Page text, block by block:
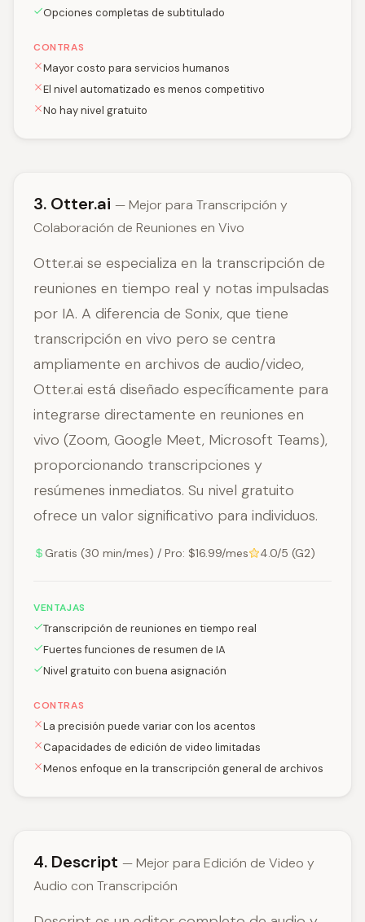
Opciones completas de subtitulado
CONTRAS
Mayor costo para servicios humanos
El nivel automatizado es menos competitivo
No hay nivel gratuito
3. Otter.ai — Mejor para Transcripción y
Colaboración de Reuniones en Vivo
Otter.ai se especializa en la transcripción de
reuniones en tiempo real y notas impulsadas
por IA. A diferencia de Sonix, que tiene
transcripción en vivo pero se centra
ampliamente en archivos de audio/video,
Otter.ai está diseñado específicamente para
integrarse directamente en reuniones en
vivo (Zoom, Google Meet, Microsoft Teams),
proporcionando transcripciones y
resúmenes inmediatos. Su nivel gratuito
ofrece un valor significativo para individuos.
Gratis (30 min/mes) / Pro: $16.99/mes 4.0/5 (G2)
VENTAJAS
Transcripción de reuniones en tiempo real
Fuertes funciones de resumen de IA
Nivel gratuito con buena asignación
CONTRAS
La precisión puede variar con los acentos
Capacidades de edición de video limitadas
Menos enfoque en la transcripción general de archivos
4. Descript — Mejor para Edición de Video y
Audio con Transcripción